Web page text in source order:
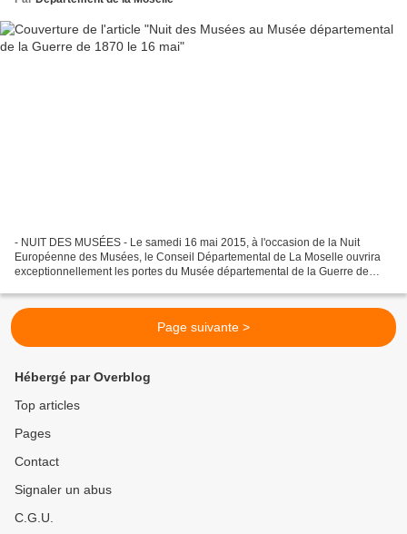
- NUIT DES MUSÉES - Le samedi 16 mai 2015, à l'occasion de la Nuit
Européenne des Musées, le Conseil Départemental de La Moselle ouvrira
exceptionnellement les portes du Musée départemental de la Guerre de
Page suivante >
Hébergé par Overblog
Top articles
Pages
Contact
Signaler un abus
C.G.U.